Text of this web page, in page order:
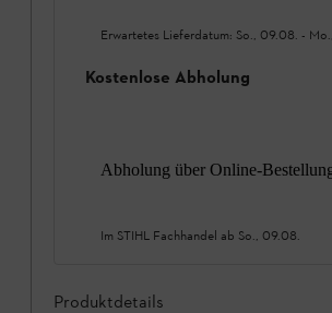
Erwartetes Lieferdatum: So., 09.08. -
Kostenlose Abholung
Abholung über Online-
Im STIHL Fachhandel ab So., 09.08.
Produktdetails